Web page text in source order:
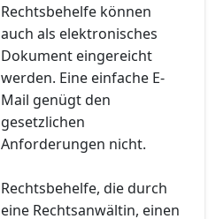
Rechtsbehelfe können
auch als elektronisches
Dokument eingereicht
werden. Eine einfache E-
Mail genügt den
gesetzlichen
Anforderungen nicht.
Rechtsbehelfe, die durch
eine Rechtsanwältin, einen